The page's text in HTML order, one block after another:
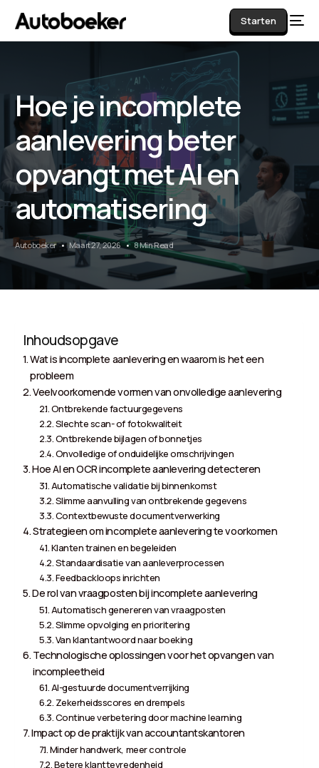
Starten
Hoe je incomplete
aanlevering beter
opvangt met AI en
automatisering
Autoboeker Maart 27, 2026 8 Min Read
Inhoudsopgave
Wat is incomplete aanlevering en waarom is het een
probleem
Veelvoorkomende vormen van onvolledige aanlevering
Ontbrekende factuurgegevens
Slechte scan- of fotokwaliteit
Ontbrekende bijlagen of bonnetjes
Onvolledige of onduidelijke omschrijvingen
Hoe AI en OCR incomplete aanlevering detecteren
Automatische validatie bij binnenkomst
Slimme aanvulling van ontbrekende gegevens
Contextbewuste documentverwerking
Strategieen om incomplete aanlevering te voorkomen
Klanten trainen en begeleiden
Standaardisatie van aanleverprocessen
Feedbackloops inrichten
De rol van vraagposten bij incomplete aanlevering
Automatisch genereren van vraagposten
Slimme opvolging en prioritering
Van klantantwoord naar boeking
Technologische oplossingen voor het opvangen van
incompleetheid
AI-gestuurde documentverrijking
Zekerheidsscores en drempels
Continue verbetering door machine learning
Impact op de praktijk van accountantskantoren
Minder handwerk, meer controle
Betere klanttevredenheid